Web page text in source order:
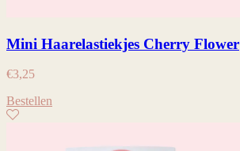
Mini Haarelastiekjes Cherry Flower
€3,25
Bestellen